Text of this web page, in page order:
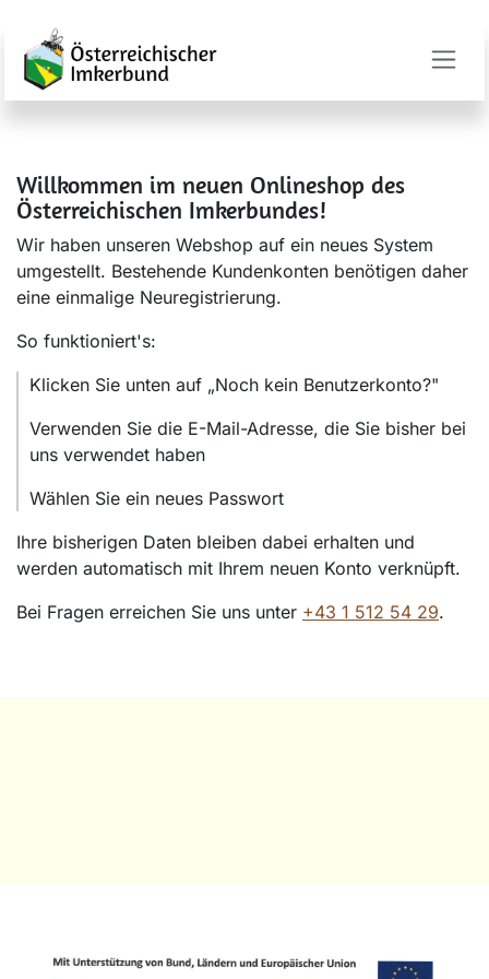
Willkommen im neuen Onlineshop des
Österreichischen Imkerbundes!
Wir haben unseren Webshop auf ein neues System
umgestellt. Bestehende Kundenkonten benötigen daher
eine einmalige Neuregistrierung.
So funktioniert's:
Klicken Sie unten auf „Noch kein Benutzerkonto?"
Verwenden Sie die E-Mail-Adresse, die Sie bisher bei
uns verwendet haben
Wählen Sie ein neues Passwort
Ihre bisherigen Daten bleiben dabei erhalten und
werden automatisch mit Ihrem neuen Konto verknüpft.
Bei Fragen erreichen Sie uns unter +43 1 512 54 29.